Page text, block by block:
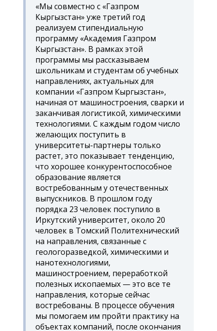
«Мы совместно с «Газпром
Кыргызстан» уже третий год
реализуем стипендиальную
программу «Академия Газпром
Кыргызстан». В рамках этой
программы мы рассказываем
школьникам и студентам об учебных
направлениях, актуальных для
компании «Газпром Кыргызстан»,
начиная от машиностроения, сварки и
заканчивая логистикой, химическими
технологиями. С каждым годом число
желающих поступить в
университеты-партнеры только
растет, это показывает тенденцию,
что хорошее конкурентоспособное
образование является
востребованным у отечественных
выпускников. В прошлом году
порядка 23 человек поступило в
Иркутский университет, около 20
человек в Томский Политехнический
на направления, связанные с
геологоразведкой, химическими и
нанотехнологиями,
машиностроением, переработкой
полезных ископаемых — это все те
направления, которые сейчас
востребованы. В процессе обучения
мы помогаем им пройти практику на
объектах компаний, после окончания